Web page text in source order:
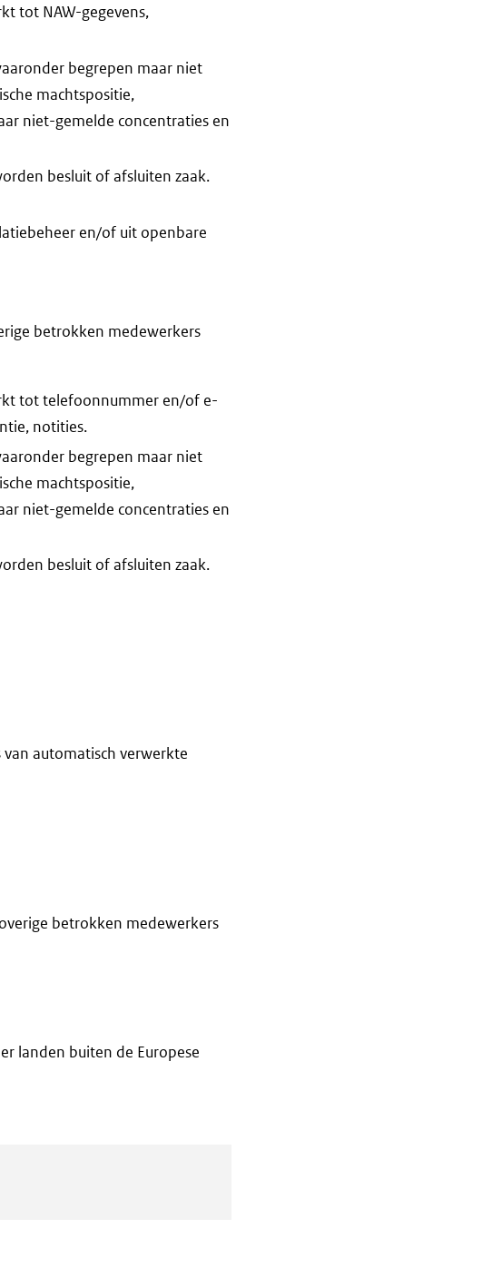
tot NAW-gegevens,
begrepen maar niet
machtspositie,
niet-gemelde concentraties en
besluit of afsluiten zaak.
en/of uit openbare
betrokken medewerkers
tot telefoonnummer en/of e-
notities.
begrepen maar niet
machtspositie,
niet-gemelde concentraties en
besluit of afsluiten zaak.
automatisch verwerkte
betrokken medewerkers
landen buiten de Europese